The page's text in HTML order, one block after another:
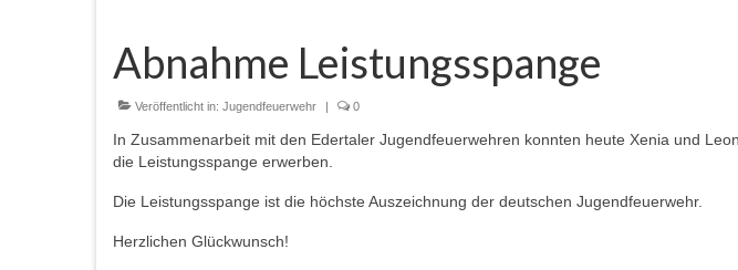
Abnahme Leistungsspange
Veröffentlicht in: Jugendfeuerwehr | 0
In Zusammenarbeit mit den Edertaler Jugendfeuerwehren konnten heute Xenia und
die Leistungsspange erwerben.
Die Leistungsspange ist die höchste Auszeichnung der deutschen Jugendfeuerwehr.
Herzlichen Glückwunsch!